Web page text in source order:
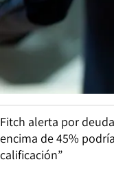
Fitch alerta por
encima de 45%
calificación”